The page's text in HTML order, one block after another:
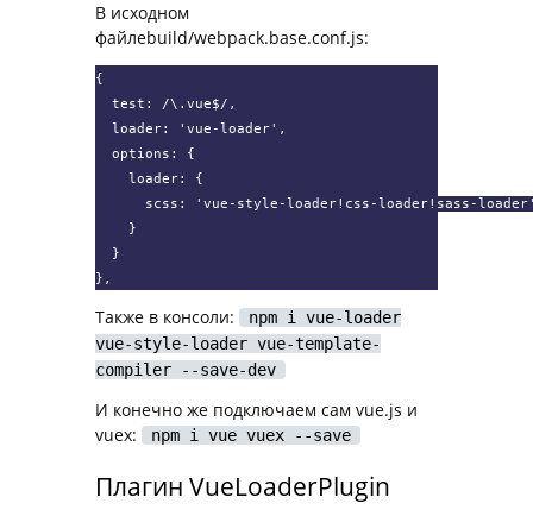
В исходном
файлеbuild/webpack.base.conf.js:
{
  test: /\.vue$/,
  loader: 'vue-loader',
  options: {
    loader: {
scss: 'vue-style-loader!css-loader!sass-
    }
  }
},
Также в консоли:
npm i vue-loader
vue-style-loader vue-template-
compiler --save-dev
И конечно же подключаем сам vue.js и
vuex:
npm i vue vuex --save
Плагин VueLoaderPlugin